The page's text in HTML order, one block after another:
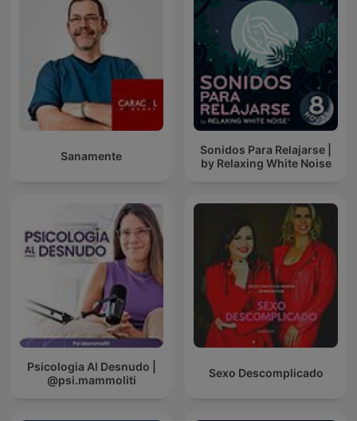
Sanamente
Sonidos Para Relajarse |
by Relaxing White Noise
Psicologia Al Desnudo |
@psi.mammoliti
Sexo Descomplicado